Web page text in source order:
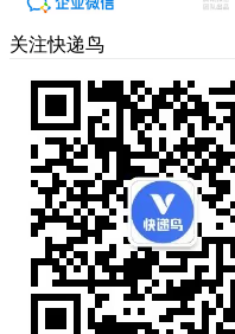
关注快递鸟